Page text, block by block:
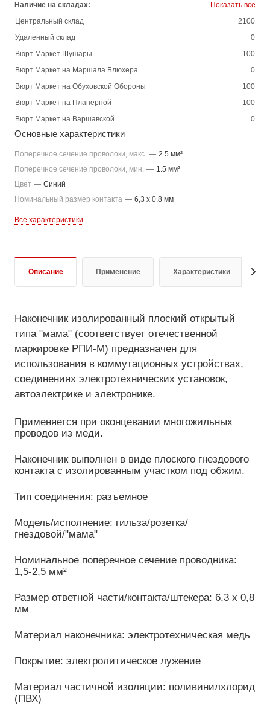
Наличие на складах:
Показать все
Центральный склад
2100
Удаленный склад
0
Вюрт Маркет Шушары
100
Вюрт Маркет на Маршала Блюхера
0
Вюрт Маркет на Обуховской Обороны
100
Вюрт Маркет на Планерной
100
Вюрт Маркет на Варшавской
0
Основные характеристики
Поперечное сечение проволоки, макс. — 2.5 мм²
Поперечное сечение проволоки, мин. — 1.5 мм²
Цвет — Синий
Номинальный размер контакта — 6,3 x 0,8 мм
Все характеристики
Описание Применение Характеристики
Наконечник изолированный плоский открытый
типа "мама" (соответствует отечественной
маркировке РПИ-М) предназначен для
использования в коммутационных устройствах,
соединениях электротехнических установок,
автоэлектрике и электронике.
Применяется при оконцевании многожильных
проводов из меди.
Наконечник выполнен в виде плоского гнездового
контакта с изолированным участком под обжим.
Тип соединения: разъемное
Модель/исполнение: гильза/розетка/
гнездовой/"мама"
Номинальное поперечное сечение проводника:
1,5-2,5 мм²
Размер ответной части/контакта/штекера: 6,3 х 0,8
мм
Материал наконечника: электротехническая медь
Покрытие: электролитическое лужение
Материал частичной изоляции: поливинилхлорид
(ПВХ)